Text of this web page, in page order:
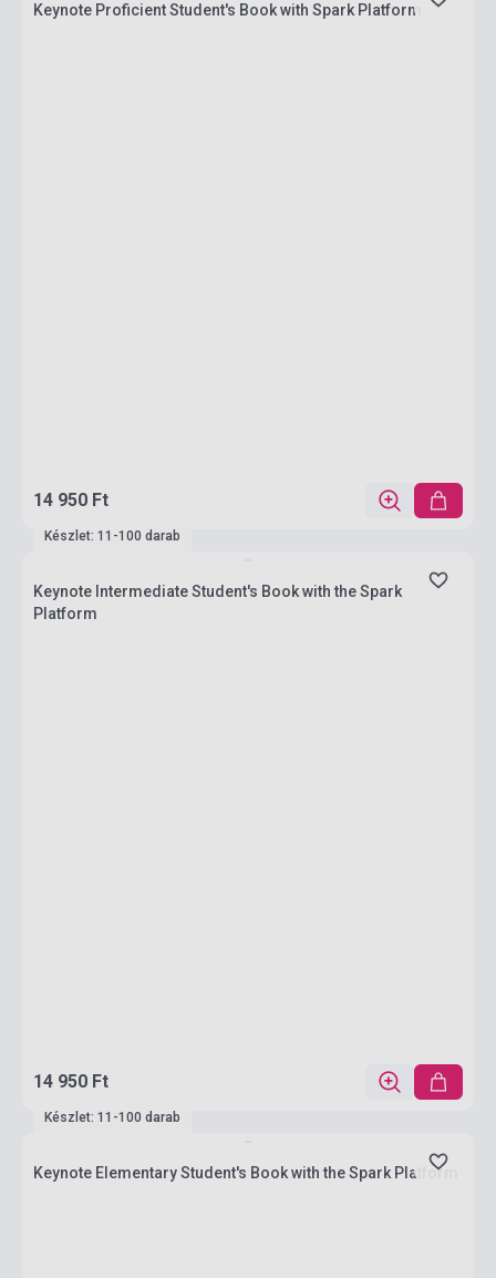
Keynote Proficient Student's Book with Spark Platform
14 950 Ft
Készlet: 11-100 darab
Keynote Intermediate Student's Book with the Spark
Platform
14 950 Ft
Készlet: 11-100 darab
Keynote Elementary Student's Book with the Spark Platform